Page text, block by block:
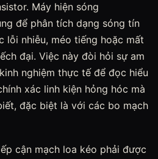
Máy hiện sóng
để phân tích dạng sóng tín
lỗi nhiễu, méo tiếng hoặc mất
đại. Việc này đòi hỏi sự am
nghiệm thực tế để đọc hiểu
xác linh kiện hỏng hóc mà
đặc biệt là với các bo mạch
cận mạch loa kéo phải được